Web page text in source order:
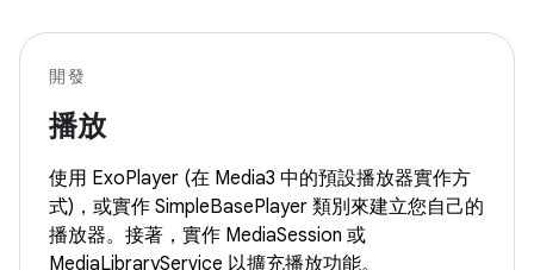
開發
播放
使用 ExoPlayer (在 Media3 中的預設播放器實作方
式)，或實作 SimpleBasePlayer 類別來建立您自己的
播放器。接著，實作 MediaSession 或
MediaLibraryService 以擴充播放功能。